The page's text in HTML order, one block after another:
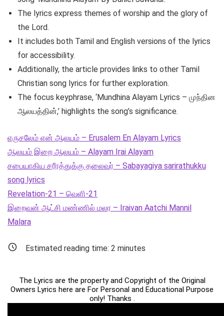
The lyrics express themes of worship and the glory of
the Lord.
It includes both Tamil and English versions of the lyrics
for accessibility.
Additionally, the article provides links to other Tamil
Christian song lyrics for further exploration.
The focus keyphrase, ‘Mundhina Alayam Lyrics – முந்தின
ஆலயத்தின்,’ highlights the song’s significance.
எருசலேம் என் ஆலயம் – Erusalem En Alayam Lyrics
ஆலயம் இறை ஆலயம் – Alayam Irai Alayam
சபையாகிய சரீரத்துக்கு தலைவர் – Sabayagiya sarirathukku
song lyrics
Revelation-21 – வெளி-21
இறைவன் ஆட்சி மண்ணில் மலர – Iraivan Aatchi Mannil
Malara
Estimated reading time: 2 minutes
The Lyrics are the property and Copyright of the Original
Owners Lyrics here are For Personal and Educational Purpose
only! Thanks .